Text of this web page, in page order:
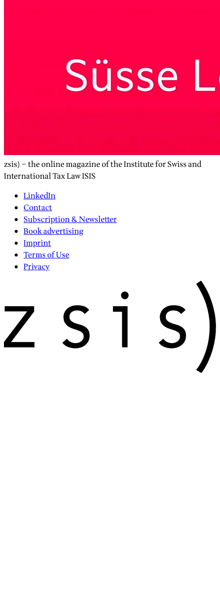
zsis) – the online magazine of the Institute for Swiss and
International Tax Law ISIS
LinkedIn
Contact
Subscription & Newsletter
Book advertising
Imprint
Terms of Use
Privacy